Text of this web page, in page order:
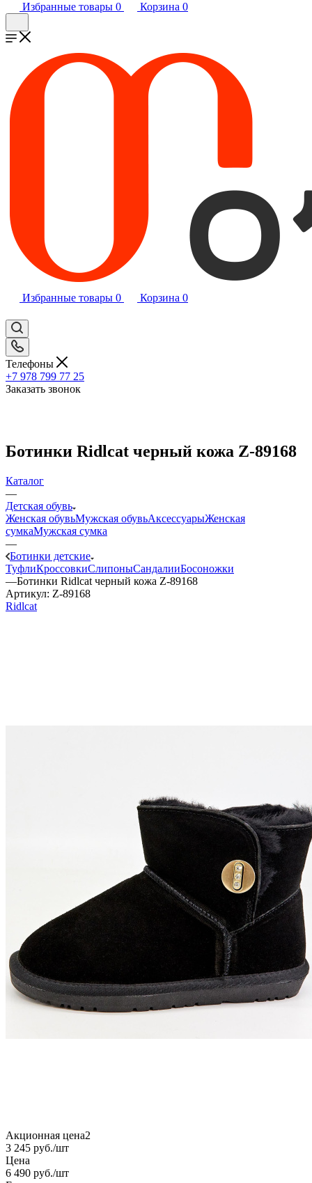
Избранные товары 0 Корзина 0
Избранные товары 0 Корзина 0
Телефоны
+7 978 799 77 25
Заказать звонок
Ботинки Ridlcat черный кожа Z-89168
Каталог
—
Детская обувь
Женская обувьМужская обувьАксессуарыЖенская
сумкаМужская сумка
—
Ботинки детские
ТуфлиКроссовкиСлипоныСандалииБосоножки
—Ботинки Ridlcat черный кожа Z-89168
Артикул: Z-89168
Ridlcat
Акционная цена2
3 245 руб./шт
Цена
6 490 руб./шт